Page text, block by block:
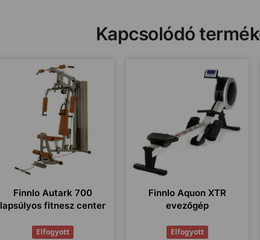
Kapcsolódó
Finnlo Autark 700
lapsúlyos fitnesz center
Elfogyott
Finnlo Aquon XTR
evezőgép
Elfogyott